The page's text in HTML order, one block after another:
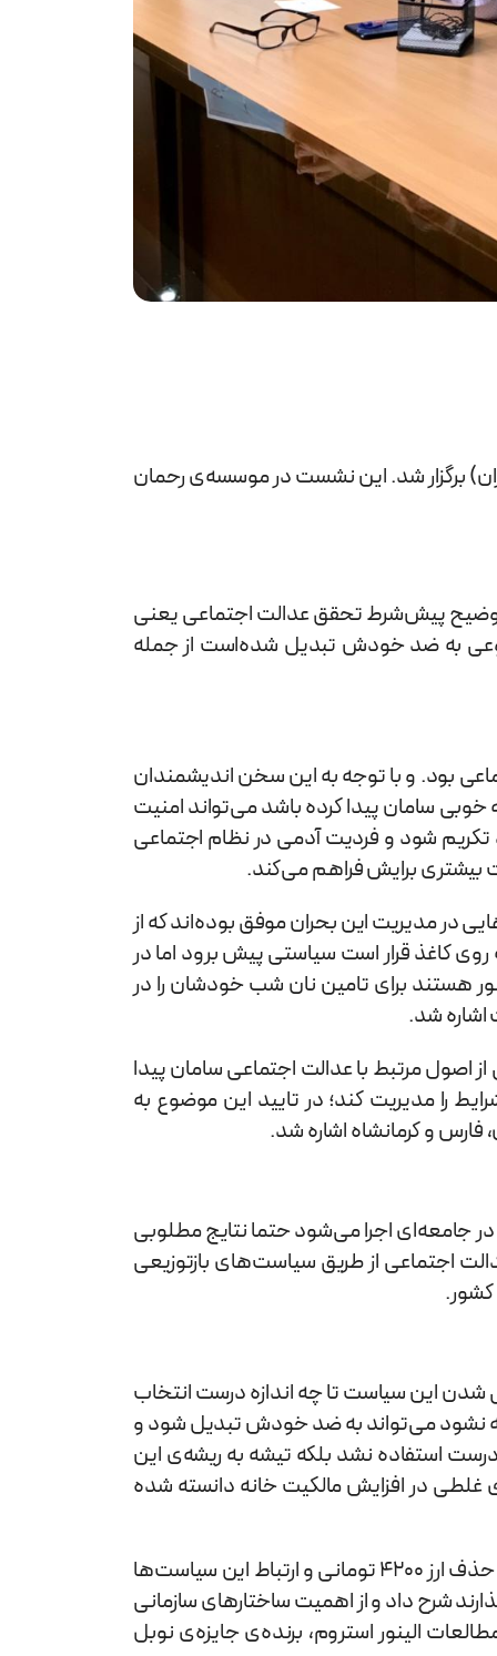
برگزار شد. این نشست در موسسه‌ی رحمان
پیش‌شرط‌ تحقق عدالت اجتماعی یعنی
نوعی به ضد خودش تبدیل شده‌است از جمله
بود. و با توجه به این سخن اندیشمندان
سامان پیدا کرده باشد می‌تواند امنیت
تکریم شود و فردیت آدمی در نظام اجتماعی
بیشتری برایش فراهم می‌کند.
در مدیریت این بحران موفق بوده‌اند که از
روی کاغذ قرار است سیاستی پیش برود اما در
هستند برای تامین نان شب خودشان را در
اشاره شد.
اصول مرتبط با عدالت اجتماعی سامان پیدا
را مدیریت کند؛ در تایید این موضوع به
جامعه‌ای اجرا می‌شود حتما نتایج مطلوبی
اجتماعی از طریق سیاست‌های بازتوزیعی
پیشبرد این طرح در دهه‌ی 60 و اینکه راهکارها برای اجرایی شدن این سیاست تا چه اندازه درست انتخاب
نشود می‌تواند به ضد خودش تبدیل شود و
استفاده نشد بلکه تیشه به ریشه‌ی این
در افزایش مالکیت خانه دانسته شده
در بخش انتهایی نشست ” امکان‌ناپذیری تحقق عدالت اجتماعی بدون دولت کارآمد “، سخنران به سیاست‌ رها‌سازی قیمت‌ها، حذف ارز 4200 تومانی و ارتباط این سیاست‌ها
شرح داد و از اهمیت ساختارهای سازمانی
الینور استروم، برنده‌ی جایزه‌ی نوبل